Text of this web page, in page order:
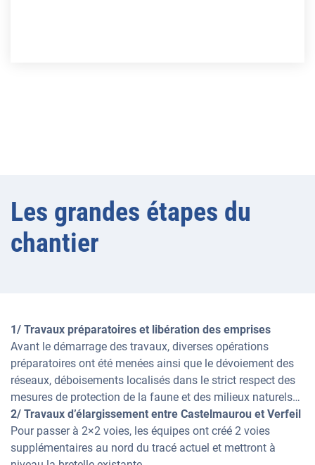
Les grandes étapes du
chantier
1/ Travaux préparatoires et libération des emprises
Avant le démarrage des travaux, diverses opérations
préparatoires ont été menées ainsi que le dévoiement des
réseaux, déboisements localisés dans le strict respect des
mesures de protection de la faune et des milieux naturels…
2/ Travaux d’élargissement entre Castelmaurou et Verfeil
Pour passer à 2×2 voies, les équipes ont créé 2 voies
supplémentaires au nord du tracé actuel et mettront à